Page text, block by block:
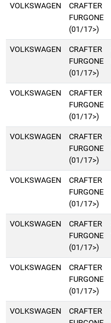
VOLKSWAGEN
CRAFTER
FURGONE
(01/17>)
VOLKSWAGEN
CRAFTER
FURGONE
(01/17>)
VOLKSWAGEN
CRAFTER
FURGONE
(01/17>)
VOLKSWAGEN
CRAFTER
FURGONE
(01/17>)
VOLKSWAGEN
CRAFTER
FURGONE
(01/17>)
VOLKSWAGEN
CRAFTER
FURGONE
(01/17>)
VOLKSWAGEN
CRAFTER
FURGONE
(01/17>)
VOLKSWAGEN
CRAFTER